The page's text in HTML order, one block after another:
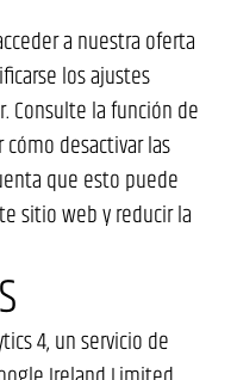
a nuestra oferta
los ajustes
Consulte la función de
cómo desactivar las
que esto puede
sitio web y reducir la
4, un servicio de